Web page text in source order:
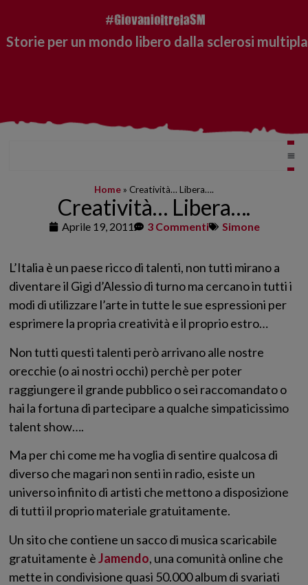
Storie per un mondo libero dalla sclerosi multipla
Home » Creatività… Libera….
Creatività… Libera….
Aprile 19, 2011 3 Commenti Simone
L’Italia è un paese ricco di talenti, non tutti mirano a
diventare il Gigi d’Alessio di turno ma cercano in tutti i
modi di utilizzare l’arte in tutte le sue espressioni per
esprimere la propria creatività e il proprio estro…
Non tutti questi talenti però arrivano alle nostre
orecchie (o ai nostri occhi) perchè per poter
raggiungere il grande pubblico o sei raccomandato o
hai la fortuna di partecipare a qualche simpaticissimo
talent show….
Ma per chi come me ha voglia di sentire qualcosa di
diverso che magari non senti in radio, esiste un
universo infinito di artisti che mettono a disposizione
di tutti il proprio materiale gratuitamente.
Un sito che contiene un sacco di musica scaricabile
gratuitamente èJamendo, una comunità online che
mette in condivisione quasi 50.000 album di svariati